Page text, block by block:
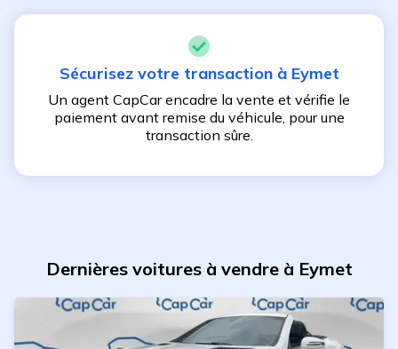
Sécurisez votre transaction à Eymet
Un agent CapCar encadre la vente et vérifie le
paiement avant remise du véhicule, pour une
transaction sûre.
Dernières voitures à vendre à Eymet